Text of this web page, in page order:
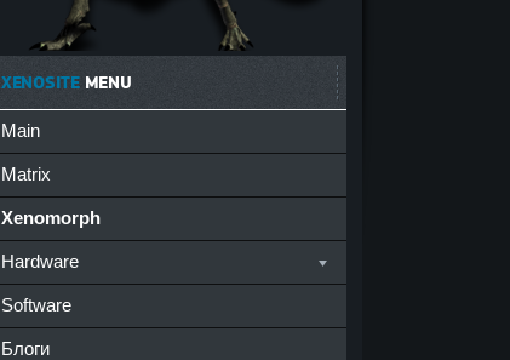
XENOSITEMENU
Main
Matrix
Xenomorph
Hardware
Software
Блоги